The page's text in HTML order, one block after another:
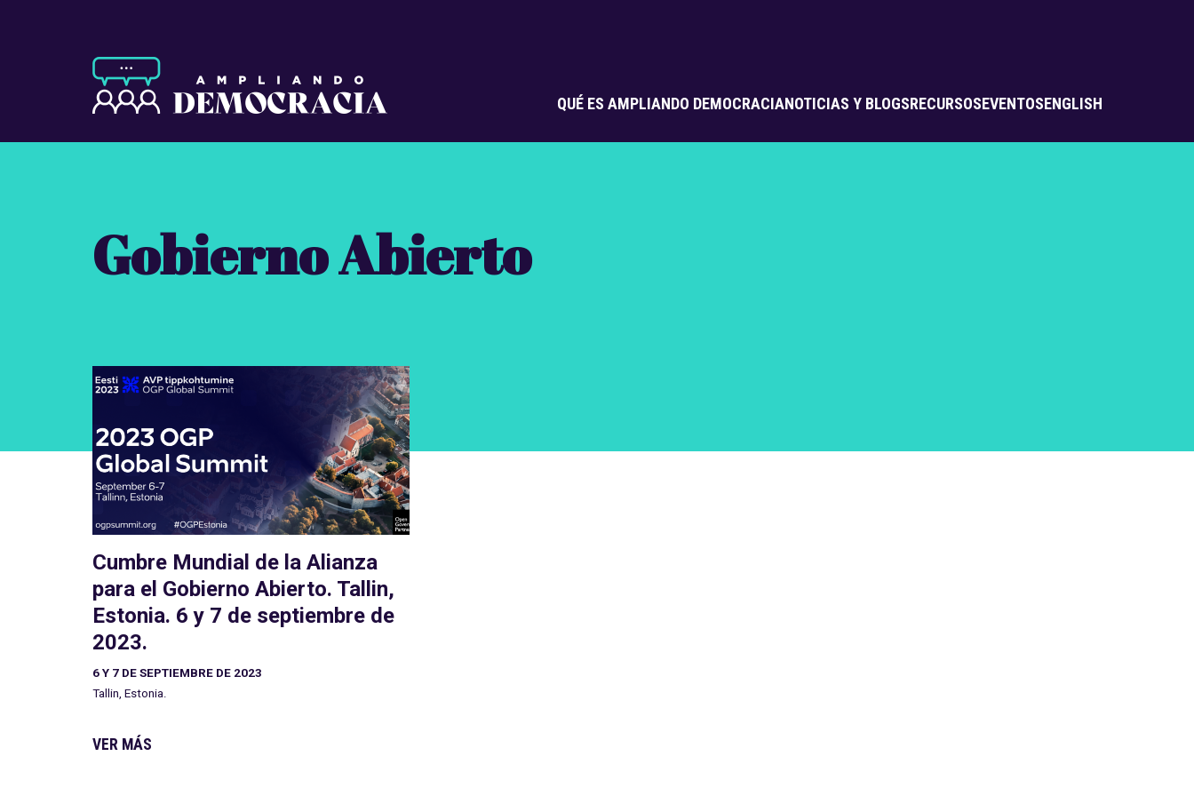
QUÉ ES AMPLIANDO DEMOCRACIANOTICIAS Y BLOGSRECURSOSEVENTOSENGLISH
Gobierno Abierto
Cumbre Mundial de la Alianza
para el Gobierno Abierto. Tallin,
Estonia. 6 y 7 de septiembre de
2023.
6 Y 7 DE SEPTIEMBRE DE 2023
Tallin, Estonia.
VER MÁS